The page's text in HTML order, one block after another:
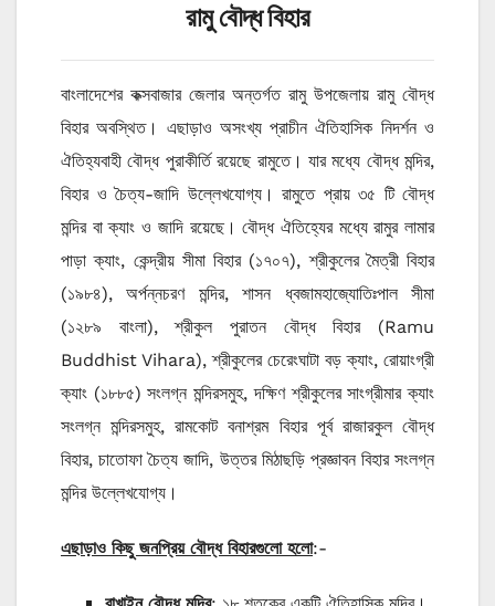
রামু বৌদ্ধ বিহার
বাংলাদেশের কক্সবাজার জেলার অন্তর্গত রামু উপজেলায় রামু বৌদ্ধ
বিহার অবস্থিত। এছাড়াও অসংখ্য প্রাচীন ঐতিহাসিক নিদর্শন ও
ঐতিহ্যবাহী বৌদ্ধ পুরাকীর্তি রয়েছে রামুতে। যার মধ্যে বৌদ্ধ মন্দির,
বিহার ও চৈত্য-জাদি উল্লেখযোগ্য। রামুতে প্রায় ৩৫ টি বৌদ্ধ
মন্দির বা ক্যাং ও জাদি রয়েছে। বৌদ্ধ ঐতিহ্যের মধ্যে রামুর লামার
পাড়া ক্যাং, কেন্দ্রীয় সীমা বিহার (১৭০৭), শ্রীকুলের মৈত্রী বিহার
(১৯৮৪), অর্পন্নচরণ মন্দির, শাসন ধ্বজামহাজ্যোতিঃপাল সীমা
(১২৮৯ বাংলা), শ্রীকুল পুরাতন বৌদ্ধ বিহার (Ramu
Buddhist Vihara), শ্রীকুলের চেরেংঘাটা বড় ক্যাং, রোয়াংগ্রী
ক্যাং (১৮৮৫) সংলগ্ন মন্দিরসমুহ, দক্ষিণ শ্রীকুলের সাংগ্রীমার ক্যাং
সংলগ্ন মন্দিরসমুহ, রামকোট বনাশ্রম বিহার পূর্ব রাজারকুল বৌদ্ধ
বিহার, চাতোফা চৈত্য জাদি, উত্তর মিঠাছড়ি প্রজ্ঞাবন বিহার সংলগ্ন
মন্দির উল্লেখযোগ্য।
এছাড়াও কিছু জনপ্রিয় বৌদ্ধ বিহারগুলো হলো:-